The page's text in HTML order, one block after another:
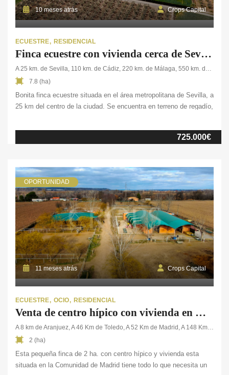
10 meses atrás Crops Capital
ECUESTRE RESIDENCIAL
Finca ecuestre con vivienda cerca de Sevilla ciudad
A 25 km. de Sevilla, 110 km. de Cádiz, 220 km. de Málaga, 550 km. de Madrid
7.8 (ha)
Bonita finca ecuestre situada en el área metropolitana de Sevilla, a
25 km del centro de la ciudad. Se encuentra en terreno de regadío,
kilómetros de la autovía. La finca cuenta con una nave de más
725.000€
OPORTUNIDAD
11 meses atrás Crops Capital
ECUESTRE OCIO RESIDENCIAL
Venta de centro hípico con vivienda en Madrid
A 8 km de Aranjuez, A 46 Km de Toledo, A 52 Km de Madrid, A 148 Km de Cuenca
2 (ha)
Esta pequeña finca de 2 ha. con centro hípico y vivienda esta
situada en la Comunidad de Madrid tiene todo lo que necesita un